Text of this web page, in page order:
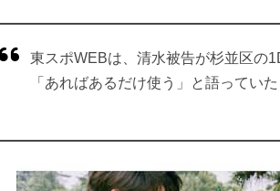
東スポWEBは、清水被告が杉並区の
「あればあるだけ使う」と語ってい